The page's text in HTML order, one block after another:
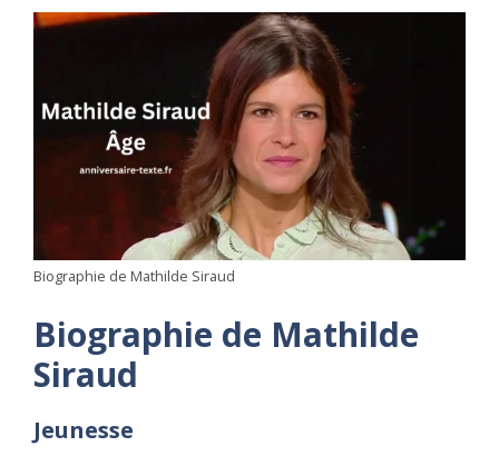
Biographie de Mathilde Siraud
Biographie de Mathilde
Siraud
Jeunesse